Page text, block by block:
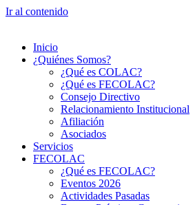
Ir al contenido
Inicio
¿Quiénes Somos?
¿Qué es COLAC?
¿Qué es FECOLAC?
Consejo Directivo
Relacionamiento Institucional
Afiliación
Asociados
Servicios
FECOLAC
¿Qué es FECOLAC?
Eventos 2026
Actividades Pasadas